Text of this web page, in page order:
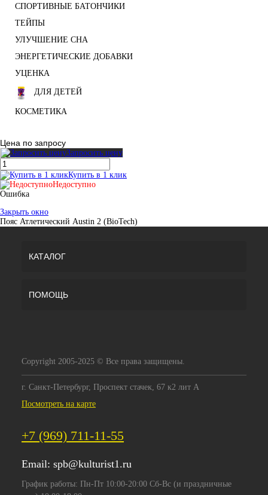
СПОРТИВНЫЕ БАТОНЧИКИ
ТЕЙПЫ
УЛУЧШЕНИЕ СНА
ЭНЕРГЕТИЧЕСКИЕ ДОБАВКИ
УЦЕНКА
ДЛЯ ДЕТЕЙ
КОСМЕТИКА
Цена по запросу
Запросить цену
Купить в 1 клик
Недоступно
Ошибка
Закрыть окно
Пояс Атлетический Austin 2 (BioTech)
КАТАЛОГ
ПОМОЩЬ
Copyright 2005-2025 © Все права защищены.
г. Санкт-Петербург, Проспект стачек, 67 к2 лит А
Посмотреть на карте
+7 (969) 711-11-55
Email: spb@kulturist1.ru
График работы: Пн-Пт 10:00-20:00 Сб-Вс (и праздничные